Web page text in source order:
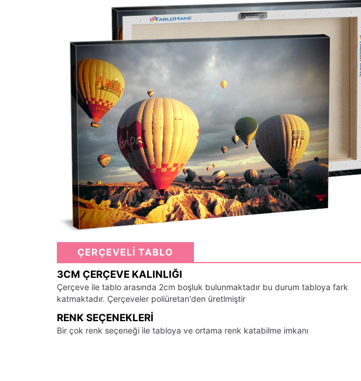
ÇERÇEVELİ TABLO
3CM ÇERÇEVE KALINLIĞI
Çerçeve ile tablo arasında 2cm boşluk bulunmaktadır bu durum tabloya fark
katmaktadır. Çerçeveler poliüretan'den üretlmiştir
RENK SEÇENEKLERI
Bir çok renk seçeneği ile tabloya ve ortama renk katabilme imkanı